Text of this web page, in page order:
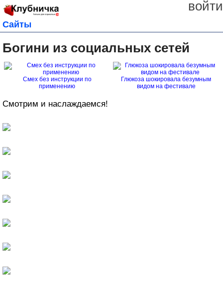
войти
Сайты
Богини из социальных сетей
Смех без инструкции по
применению
Глюкоза шокировала безумным
видом на фестивале
Смотрим и наслаждаемся!